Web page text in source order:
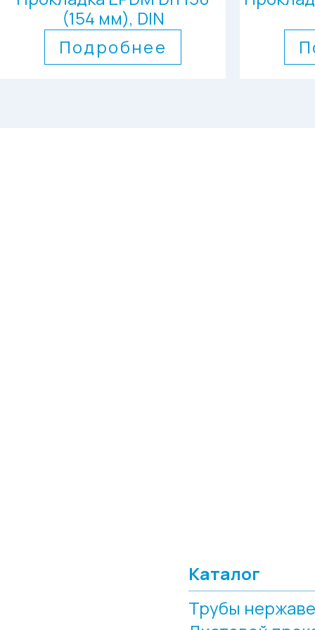
(154 мм), DIN
Подробнее
Каталог
Трубы